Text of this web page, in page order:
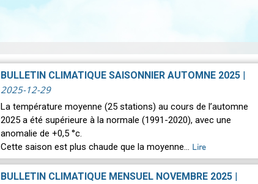
BULLETIN CLIMATIQUE SAISONNIER AUTOMNE 2025 |
2025-12-29
La température moyenne (25 stations) au cours de l’automne
2025 a été supérieure à la normale (1991-2020), avec une
anomalie de +0,5 °c.
Cette saison est plus chaude que la moyenne… Lire
BULLETIN CLIMATIQUE MENSUEL NOVEMBRE 2025 |